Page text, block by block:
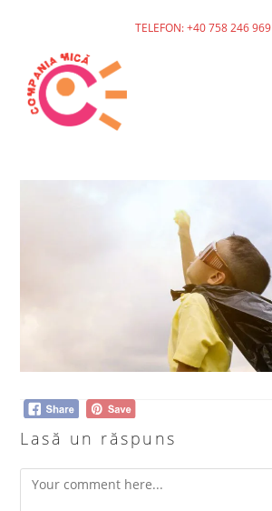
content
TELEFON: +40 758 246 969
Lasă un răspuns
Comment